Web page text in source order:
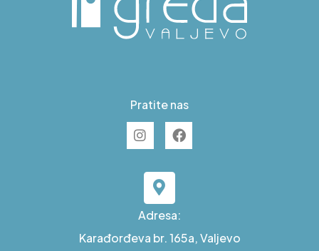
Pratite nas
Adresa:
Karađorđeva br. 165a, Valjevo